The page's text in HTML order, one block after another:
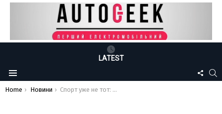
LATEST
Menu
US
You are here:
Home Новини Спорт уже не тот: Subaru оснастила концептуальный спорткар системой помощи водителю EyeSight